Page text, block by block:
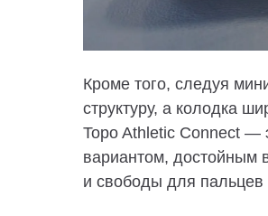
Кроме того, следуя
структуру, а колодка
Topo Athletic Connect —
вариантом,
и свободы для пальцев